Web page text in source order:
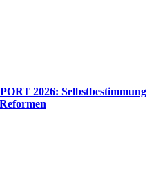
2026: Selbstbestimmung